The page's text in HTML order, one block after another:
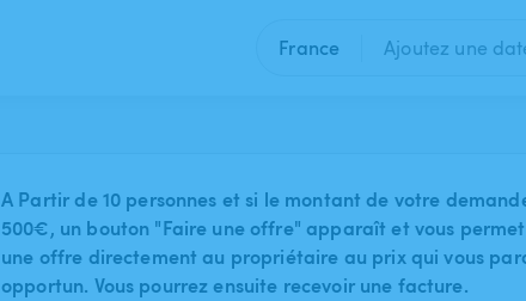
France Ajoutez une
A Partir de 10 personnes et si le montant de votre
500€, un bouton "Faire une offre" apparaît et vous
une offre directement au propriétaire au prix qui vous
opportun. Vous pourrez ensuite recevoir une facture.